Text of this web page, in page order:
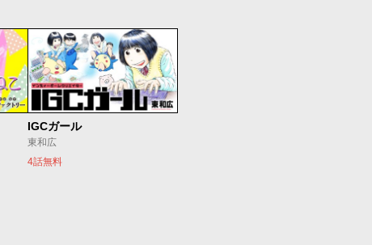
IGCガール
東和広
4話無料